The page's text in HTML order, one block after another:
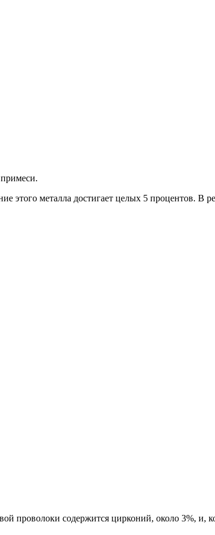
металла достигает целых 5 процентов. В
проволоки содержится цирконий, около 3%, и,